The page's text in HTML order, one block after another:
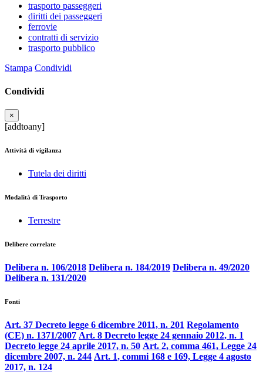
trasporto passeggeri
diritti dei passeggeri
ferrovie
contratti di servizio
trasporto pubblico
Stampa Condividi
Condividi
×
[addtoany]
Attività di vigilanza
Tutela dei diritti
Modalità di Trasporto
Terrestre
Delibere correlate
Delibera n. 106/2018 Delibera n. 184/2019 Delibera n. 49/2020
Delibera n. 131/2020
Fonti
Art. 37 Decreto legge 6 dicembre 2011, n. 201 Regolamento
(CE) n. 1371/2007 Art. 8 Decreto legge 24 gennaio 2012, n. 1
Decreto legge 24 aprile 2017, n. 50 Art. 2, comma 461, Legge 24
dicembre 2007, n. 244 Art. 1, commi 168 e 169, Legge 4 agosto
2017, n. 124